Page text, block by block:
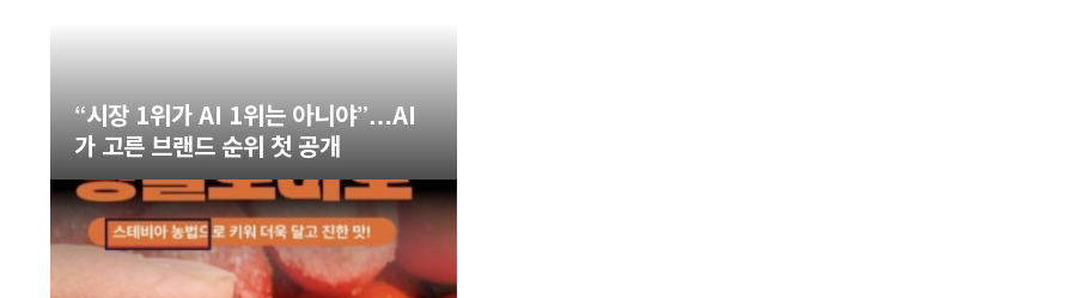
“시장 1위가 AI 1위는 아니야”…AI
가 고른 브랜드 순위 첫 공개